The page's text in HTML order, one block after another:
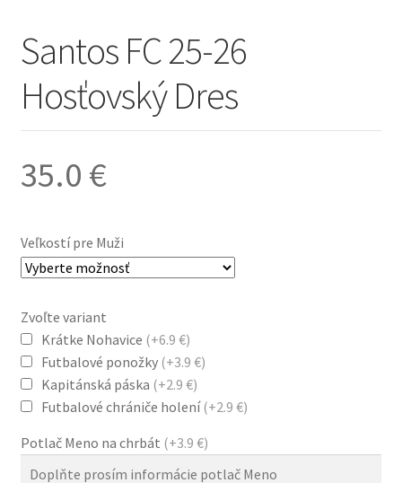
Santos FC 25-26
Hosťovský Dres
35.0 €
Veľkostí pre Muži
Zvoľte variant
Krátke Nohavice (+6.9 €)
Futbalové ponožky (+3.9 €)
Kapitánská páska (+2.9 €)
Futbalové chrániče holení(+2.9 €)
Potlač Meno na chrbát (+3.9 €)